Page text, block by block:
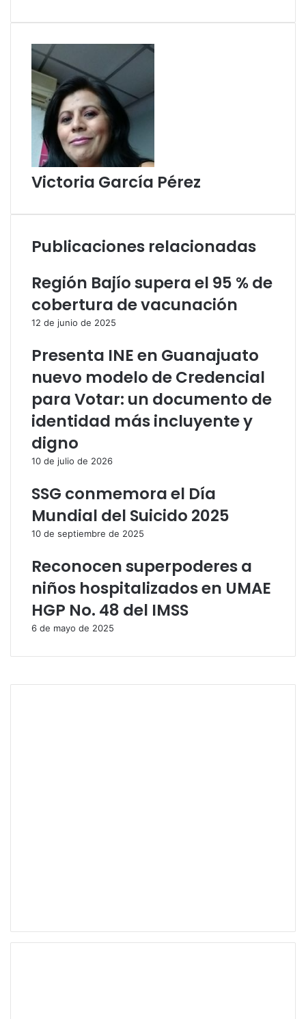
correo
Victoria García Pérez
Publicaciones relacionadas
Región Bajío supera el 95 % de
cobertura de vacunación
12 de junio de 2025
Presenta INE en Guanajuato
nuevo modelo de Credencial
para Votar: un documento de
identidad más incluyente y
digno
10 de julio de 2026
SSG conmemora el Día
Mundial del Suicido 2025
10 de septiembre de 2025
Reconocen superpoderes a
niños hospitalizados en UMAE
HGP No. 48 del IMSS
6 de mayo de 2025